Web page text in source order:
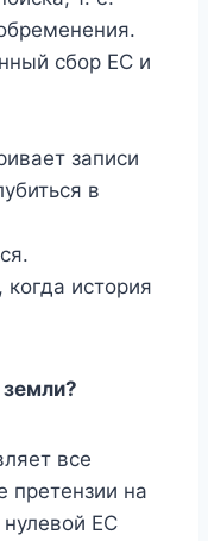
сбор ЕС и
записи
в
когда история
все
претензии на
EC